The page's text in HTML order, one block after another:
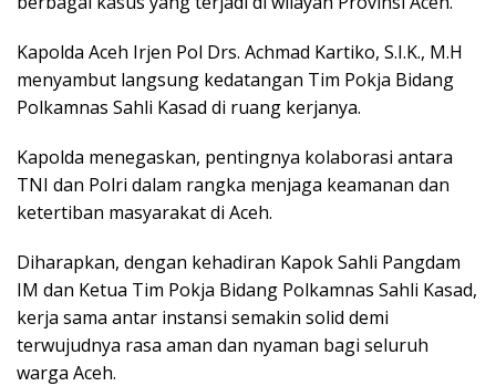
Kapolda Aceh Irjen Pol Drs. Achmad Kartiko, S.I.K., M.H
menyambut langsung kedatangan Tim Pokja Bidang
Polkamnas Sahli Kasad di ruang kerjanya.
Kapolda menegaskan, pentingnya kolaborasi antara
TNI dan Polri dalam rangka menjaga keamanan dan
ketertiban masyarakat di Aceh.
Diharapkan, dengan kehadiran Kapok Sahli Pangdam
IM dan Ketua Tim Pokja Bidang Polkamnas Sahli Kasad,
kerja sama antar instansi semakin solid demi
terwujudnya rasa aman dan nyaman bagi seluruh
warga Aceh.